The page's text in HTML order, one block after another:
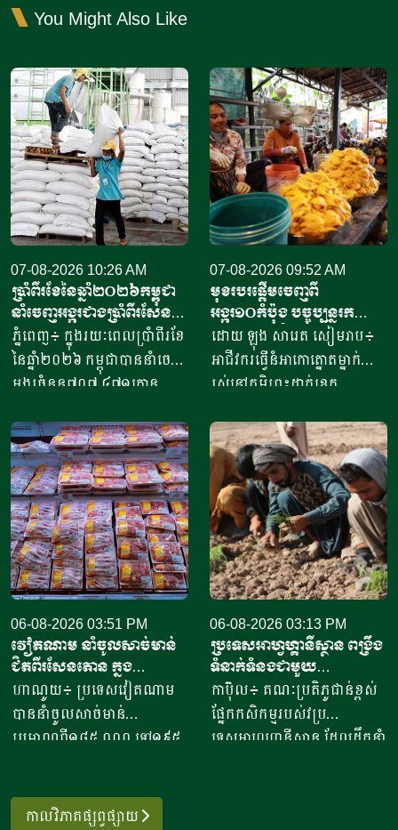
You Might Also Like
07-08-2026 10:26 AM
ប្រាំពីរខែនៃឆ្នាំ​២០២៦កម្ពុជា
នាំចេញអង្ករជាងប្រាំពីរសែន​
តោន គិតជាទឹកប្រាក់​
ជាង៤១៥លានដុល្លារ
ភ្នំពេញ៖ ក្នុងរយៈពេលប្រាំពីរខែ
នៃឆ្នាំ២០២៦ កម្ពុជាបាននាំចេញ
អង្ករចំនួន៧០៧ ៤៧១តោន​
ចំនួន៦១ក្រុមហ៊ុន ដោយនាំ
ចេញទៅកាន់គោលដៅចំនួន៦៦
ដែលក្នុងនោះទៅកាន់បណ្តា
ប្រទេសនៅក្នុងតំបន់អឺរ៉ុប
ចំនួន៣៣ ​បានបរិមាណអង្ករ
ចំនួន២០៧ ១៥៧តោន គិតជា
ទឹកប្រាក់ចំនួន១៥៦,៤៥​លាន
ដុល្លារ។ ឧកញ៉ា ឡាយ ឈុនហួ
ប្រធានសហព័ន្ធស្រូវអង្ករកម្ពុជា
បានមានប្រសាសន៍ថា ការនាំ
ចេញអង្ករសម្រាប់ឆ្នាំ២០២៦នេះ
នឹងសម្រេចបានជោគជ័យតាម
ផែនការ ហើយ​មិនមានបញ្ហាអ្វី
ចោទនោះទេ ជាពិសេស ស្រប
រដ្ឋាភិបាល ដឹកនាំរបស់ស
07-08-2026 09:52 AM
មុខរបរផ្តើមចេញពី
អង្ករ១០កំប៉ុង​ បច្ចុប្បន្ន​រក
ចំណូលបាន​ជិត១០លានរៀល
ក្នុងមួយថ្ងៃ
ដោយ ឡុង សារេត​ សៀមរាប៖ ​
អាជីវករ​​ធ្វើនំអាកោត្នោត​ម្នាក់
រស់នៅភូមិព្រះដាក់ខេត្ត
ចាប់ផ្តើម​ដំបូង​ចេញពីអង្ករ​
១០កំប៉ុង ឬមានទម្ងន់​ប្រហែល​បី
គីឡូក្រាម រហូតមកដល់ឆ្នាំ​
២០២៦នេះ អាច​លក់នំបាន​ពី៤
០០០ ទៅ​៨០០០នំ​ គិតជាប្រាក់
ចំណូលសរុបបានពីបីលានដល់​
ប្រាំបីលានរៀល​ក្នុងមួយថ្ងៃ​។ អ្នក
ស្រី ថ្លុង ថាន ម្ចាស់ហាង​យីហោ
“អាកោត្នោតព្រះដាក់” នៅឃុំព្រះ
ដាក់​ ស្រុក​បន្ទាយស្រី ខេត្ត
សៀមរាប​ បានឱ្យដឹង​ថា មុខរបរ
ធ្វើនំអាកោត្នោត​លក់ជូនប្រជា
ពលរដ្ឋនិងភ្ញៀវទេសចរណ៍
អន្តរជាតិ​ ក្នុងពេលសព្វថ្ងៃនេះ
06-08-2026 03:51 PM
វៀតណាម នាំចូលសាច់មាន់
ជិតពីរសែនតោន ក្នុង
ឆមាសទី១ ដោយភាគច្រើននាំ
ចូលពីអាម៉េរិក
ហាណូយ៖ ប្រទេសវៀតណាម
បាននាំចូលសាច់មាន់
ប្រមាណពី១៨៥ ០០០ ទៅ១៩៥
នាំចូលពីសហរដ្ឋអាម៉េរិក មាន
06-08-2026 03:13 PM
ប្រទេសអាហ្វហ្គានីស្ថាន ពង្រឹង
ទំនាក់ទំនងជាមួយ
ប្រទេសម៉ុលដូវ៉ា ដើម្បីជំរុញ
កិច្ចសហប្រតិបត្តិការផ្នែក
វិទ្យាសាស្ត្រ និងកសិកម្ម
កាប៊ុល៖ គណៈប្រតិភូជាន់ខ្ពស់
ផ្នែកកសិកម្មរបស់វប្រ
ទេសអាហ្វហ្គានីស្ថាន ដែលដឹកនាំ
កាលវិភាគផ្សព្វផ្សាយ